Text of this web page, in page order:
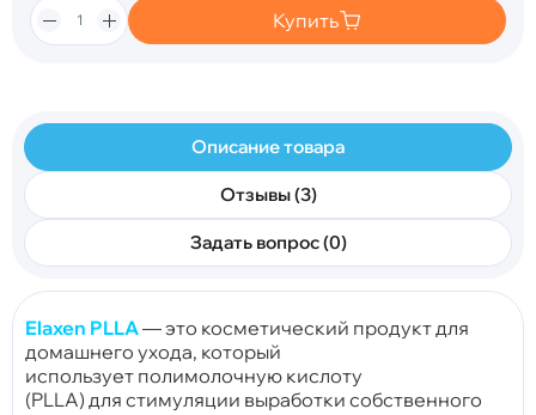
Купить
Описание товара
Отзывы (3)
Задать вопрос (0)
Elaxen PLLA— это косметический продукт для
домашнего ухода, который
использует полимолочную кислоту
(PLLA) для стимуляции выработки собственного